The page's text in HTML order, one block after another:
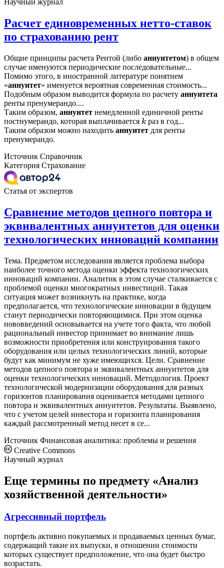
Научный журнал
Расчет единовременных нетто-ставок
по страхованию рент
Общие принципы расчета Рентой (либо аннуитетом) в общем
случае именуются периодические последовательные...
Помимо этого, в иностранной литературе понятием
«аннуитет» именуется вероятная современная стоимость...
Подобным образом выводится формула по расчету аннуитета
ренты пренумерандо....
Таким образом, аннуитет немедленной единичной ренты
постнумерандо, которая выплачивается kраз в год...
Таким образом можно находить аннуитет для ренты
пренумерандо.
Источник Справочник
Категория Страхование
Статья от экспертов
Сравнение методов цепного повтора и
эквивалентных аннуитетов для оценки
технологических инноваций компании
Тема. Предметом исследования является проблема выбора
наиболее точного метода оценки эффекта технологических
инноваций компании. Аналитик в этом случае сталкивается с
проблемой оценки многократных инвестиций. Такая
ситуация может возникнуть на практике, когда
предполагается, что технологические инновации в будущем
станут периодически повторяющимися. При этом оценка
нововведений основывается на учете того факта, что любой
рациональный инвестор принимает во внимание лишь
возможности приобретения или конструирования такого
оборудования или целых технологических линий, которые
будут как минимум не хуже имеющихся. Цели. Сравнение
методов цепного повтора и эквивалентных аннуитетов для
оценки технологических инноваций. Методология. Проект
технологической модернизации оборудования для разных
горизонтов планирования оценивается методами цепного
повтора и эквивалентных аннуитетов. Результаты. Выявлено,
что с учетом целей инвестора и горизонта планирования
каждый рассмотренный метод несет в се...
Источник Финансовая аналитика: проблемы и решения
Creative Commons
Научный журнал
Еще термины по предмету «Анализ
хозяйственной деятельности»
Агрессивный портфель
портфель активно покупаемых и продаваемых ценных бумаг,
содержащий такие их выпуски, в отношении стоимости
которых существует предположение, что она будет быстро
возрастать.